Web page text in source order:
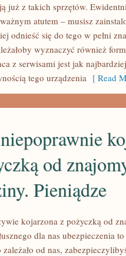
już z takich sprzętów.
atutem – musisz
odnieść się do tego w pełni
wyznaczyć również
z serwisami jest jak
tego urządzenia [ Read
od
Pieniądze
kojarzona z pożyczką od
dla nas ubezpieczenia
zależało od nas,